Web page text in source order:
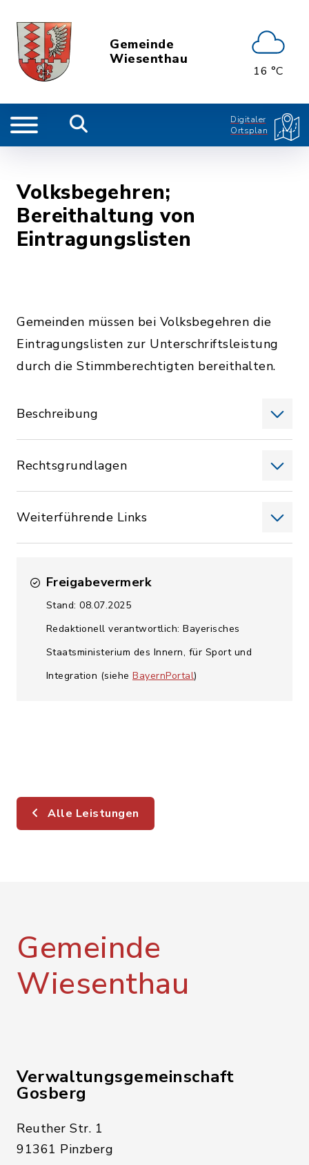
Gemeinde
Wiesenthau
16 °C
Digitaler
Ortsplan
Volksbegehren;
Bereithaltung von
Eintragungslisten
Gemeinden müssen bei Volksbegehren die
Eintragungslisten zur Unterschriftsleistung
durch die Stimmberechtigten bereithalten.
Beschreibung
Rechtsgrundlagen
Weiterführende Links
Freigabevermerk
Stand: 08.07.2025
Redaktionell verantwortlich: Bayerisches
Staatsministerium des Innern, für Sport und
Integration (siehe BayernPortal)
Alle Leistungen
Gemeinde
Wiesenthau
Verwaltungsgemeinschaft
Gosberg
Reuther Str. 1
91361 Pinzberg